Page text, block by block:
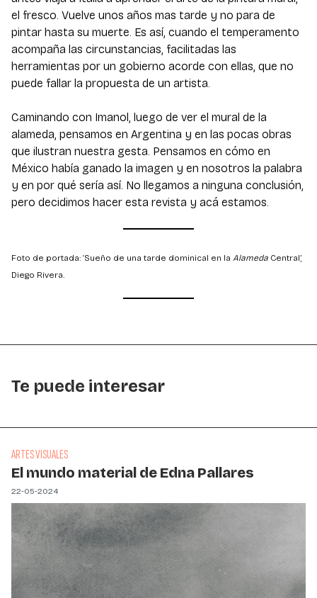
el fresco. Vuelve unos años mas tarde y no para de
pintar hasta su muerte. Es así, cuando el temperamento
acompaña las circunstancias, facilitadas las
herramientas por un gobierno acorde con ellas, que no
puede fallar la propuesta de un artista.
Caminando con Imanol, luego de ver el mural de la
alameda, pensamos en Argentina y en las pocas obras
que ilustran nuestra gesta. Pensamos en cómo en
México había ganado la imagen y en nosotros la palabra
y en por qué sería así. No llegamos a ninguna conclusión,
pero decidimos hacer esta revista y acá estamos.
Foto de portada: ‘Sueño de una tarde dominical en la Alameda Central’,
Diego Rivera.
Te puede interesar
ARTES VISUALES
El mundo material de Edna Pallares
22-05-2024